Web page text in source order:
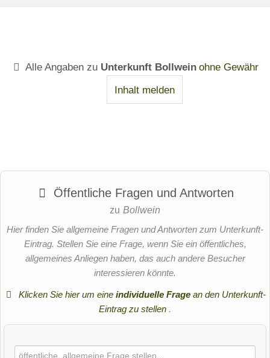
Alle Angaben zu Unterkunft Bollwein ohne Gewähr
Inhalt melden
Öffentliche Fragen und Antworten
zu Bollwein
Hier finden Sie allgemeine Fragen und Antworten zum Unterkunft-
Eintrag. Stellen Sie eine Frage, wenn Sie ein öffentliches,
allgemeines Anliegen haben, das auch andere Besucher
interessieren könnte.
Klicken Sie hier um eine individuelle Fragean den Unterkunft-
Eintrag zu stellen .